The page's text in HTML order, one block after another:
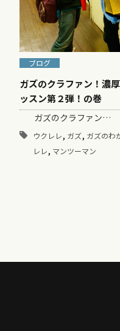
ブログ
ガズのクラファン！濃
ッスン第２弾！の巻
ガズのクラファン…
ウクレレ, ガズ, ガズのわ
レレ, マンツーマン